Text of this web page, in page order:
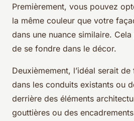
Premièrement, vous pouvez
la même couleur que votre
dans une nuance similaire.
de se fondre dans le décor.
Deuxièmement, l’idéal serait
dans les conduits existants ou
derrière des éléments
gouttières ou des